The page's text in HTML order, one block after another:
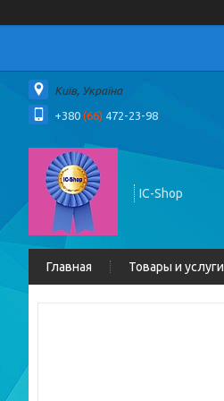
Київ, Україна
+380 (66) 472-23-98
IC-Shop
Главная Товары и услуги